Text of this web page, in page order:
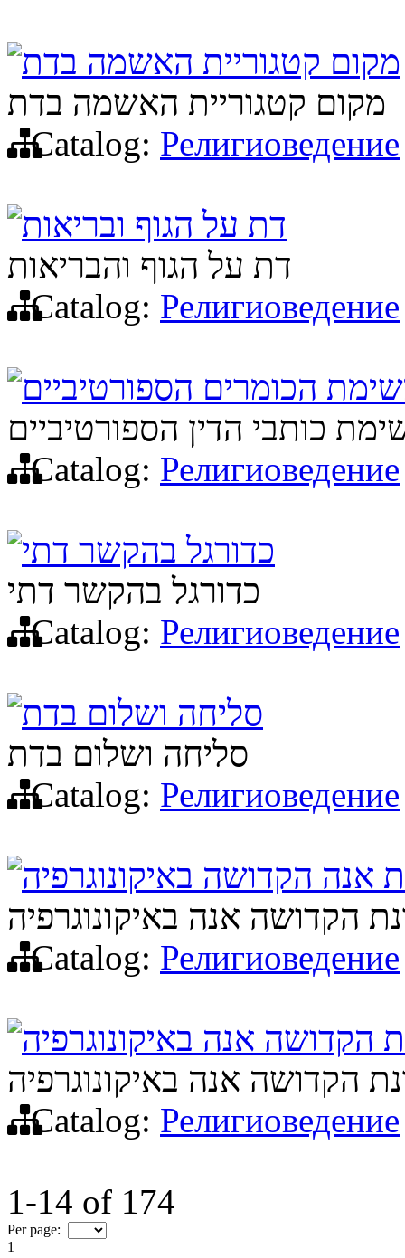
מקום קטגוריית האשמה בדת
מקום קטגוריית האשמה בדת
Catalog: Религиоведение
דת על הגוף ובריאות
דת על הגוף והבריאות
Catalog: Религиоведение
הכומרים הספורטיביים
כותבי הדין הספורטיביים
Catalog: Религиоведение
כדורגל בהקשר דתי
כדורגל בהקשר דתי
Catalog: Религиоведение
סליחה ושלום בדת
סליחה ושלום בדת
Catalog: Религиоведение
אנה הקדושה באיקונוגרפיה
הקדושה אנה באיקונוגרפיה
Catalog: Религиоведение
הקדושה אנה באיקונוגרפיה
הקדושה אנה באיקונוגרפיה
Catalog: Религиоведение
1-14 of 174
Per page:
1